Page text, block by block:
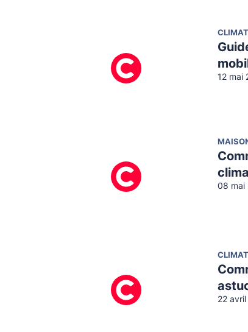
12 mai
08 mai
22